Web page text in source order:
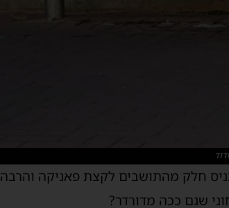
חלק מהתושבים לקצת פאניקה והרבה
שגם ככה מדורדר?